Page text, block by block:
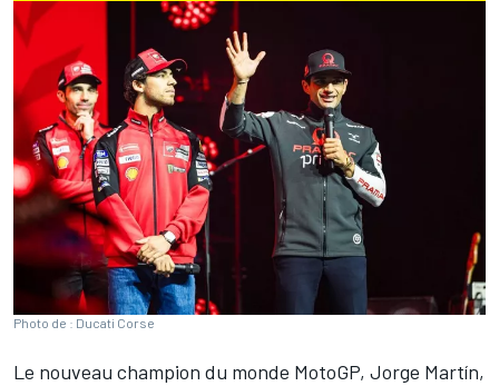
Photo de : Ducati Corse
Le nouveau champion du monde MotoGP, Jorge Martín,